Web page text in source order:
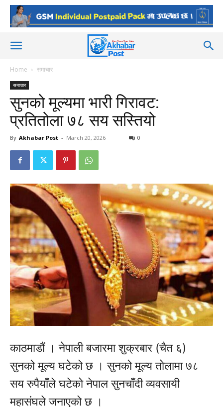
Home समाचार
समाचार
सुनको मूल्यमा भारी गिरावट:
प्रतितोला ७८ सय सस्तियो
By Akhabar Post - March 20, 2026 0
काठमाडौं । नेपाली बजारमा शुक्रबार (चैत ६)
सुनको मूल्य घटेको छ । सुनको मूल्य तोलामा ७८
सय रुपैयाँले घटेको नेपाल सुनचाँदी व्यवसायी
महासंघले जनाएको छ ।